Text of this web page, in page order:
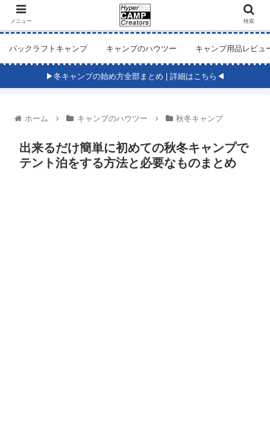
パックラフトキャンプ キャンプのハウツー キャンプ用品レビュ
▶冬キャンプの始め方全部まとめ | 詳細はこちら◀
ホーム キャンプのハウツー 秋冬キャンプ
出来るだけ簡単に初めての秋冬キャンプで
テント泊をする方法と必要なものまとめ
メニュー 検索